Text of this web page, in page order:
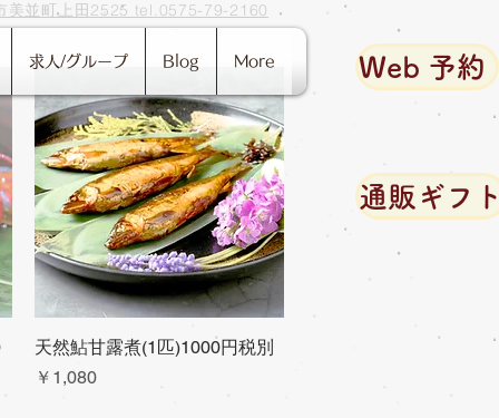
求人/グループ Blog More
通販ギフ
Web 予約
美並町上田2525 tel.0575-79-2160
クイックビュー
天然鮎甘露煮(1匹)1000円税別
価格
￥1,080